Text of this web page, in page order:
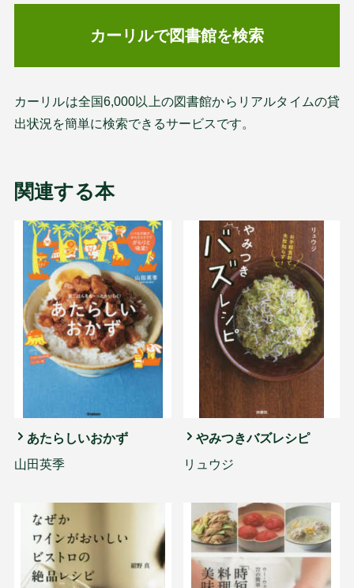
カーリルで図書館を検索
カーリルは全国6,000以上の図書館からリアルタイムの貸
出状況を簡単に検索できるサービスです。
関連する本
あたらしいおかず
山田英季
やみつきバズレシピ
リュウジ